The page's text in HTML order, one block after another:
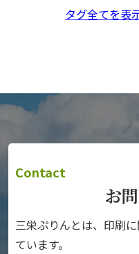
タグ全てを表
Contact
お
三栄ぷりんとは、印刷
ています。